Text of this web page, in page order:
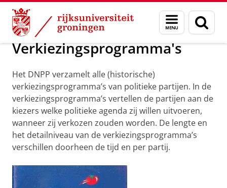
Skip
Content
Skip
Navigation
Menu
en
zoeken
Onderzoek Collecties
Verkiezingsprogramma's
Het DNPP verzamelt alle (historische)
verkiezingsprogramma’s van politieke partijen. In de
verkiezingsprogramma’s vertellen de partijen aan de
kiezers welke politieke agenda zij willen uitvoeren,
wanneer zij verkozen zouden worden. De lengte en
het detailniveau van de verkiezingsprogramma’s
verschillen doorheen de tijd en per partij.